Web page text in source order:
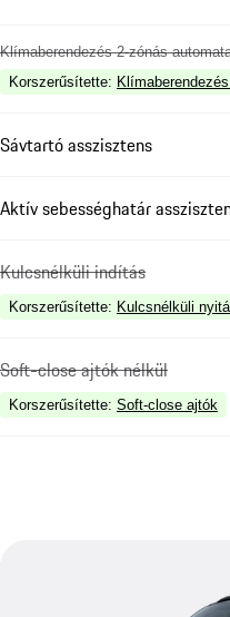
Klímaberendezés 2-zónás
Korszerűsítette:
Sávtartó asszisztens
Aktív sebességhatár
Kulcsnélküli indítás
Korszerűsítette: Kulcsnélküli
Soft-close ajtók nélkül
Korszerűsítette: Soft-close ajtók